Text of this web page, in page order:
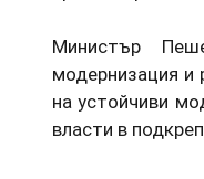
Министър
модернизация и
на устойчиви
власти в